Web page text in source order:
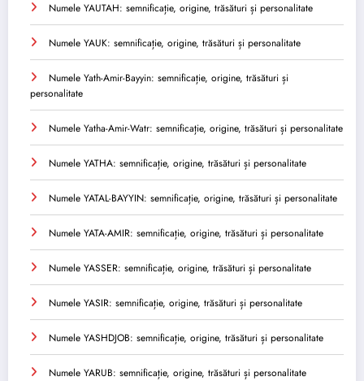
Numele YAUTAH: semnificație, origine, trăsături și personalitate
Numele YAUK: semnificație, origine, trăsături și personalitate
Numele Yath-Amir-Bayyin: semnificație, origine, trăsături și
personalitate
Numele Yatha-Amir-Watr: semnificație, origine, trăsături și personalitate
Numele YATHA: semnificație, origine, trăsături și personalitate
Numele YATAL-BAYYIN: semnificație, origine, trăsături și personalitate
Numele YATA-AMIR: semnificație, origine, trăsături și personalitate
Numele YASSER: semnificație, origine, trăsături și personalitate
Numele YASIR: semnificație, origine, trăsături și personalitate
Numele YASHDJOB: semnificație, origine, trăsături și personalitate
Numele YARUB: semnificație, origine, trăsături și personalitate